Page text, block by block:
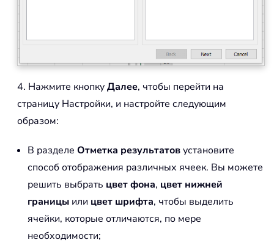
4. Нажмите кнопкуДалее, чтобы перейти на
страницу Настройки, и настройте следующим
образом:
В разделе Отметка результатовустановите
способ отображения различных ячеек. Вы можете
решить выбрать цвет фона, цвет нижней
границы или цвет шрифта, чтобы выделить
ячейки, которые отличаются, по мере
необходимости;